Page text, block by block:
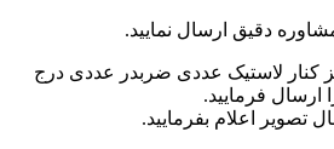
دقیق ارسال نمایید.
کنار لاستیک عددی ضربدر عددی درج
فرمایید.
تصویر اعلام بفرمایید.